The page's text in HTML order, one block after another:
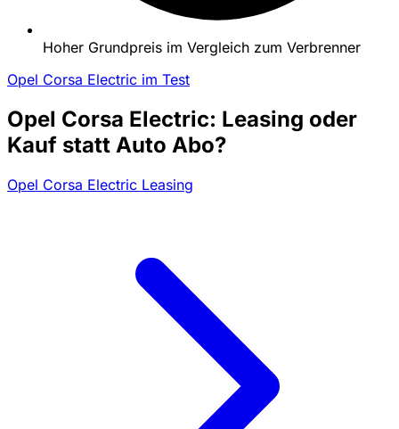
Hoher Grundpreis im Vergleich zum Verbrenner
Opel Corsa Electric im Test
Opel Corsa Electric: Leasing oder
Kauf statt Auto Abo?
Opel Corsa Electric Leasing